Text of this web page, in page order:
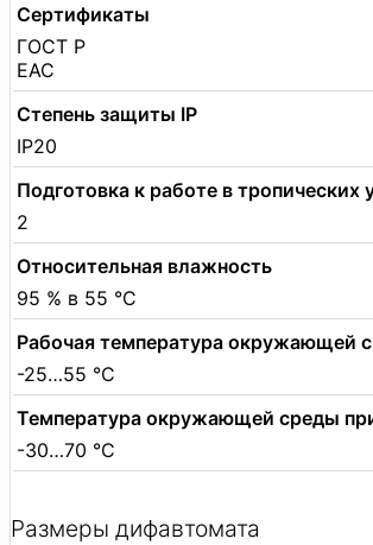
Сертификаты
ГОСТ Р
EAC
Степень защиты IP
IP20
Подготовка к работе в тропических
2
Относительная влажность
95 % в 55 °C
Рабочая температура окружающей
-25…55 °C
Температура окружающей среды
-30…70 °C
Размеры дифавтомата